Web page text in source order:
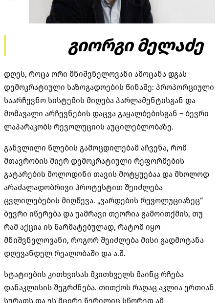
გიორგი მელაძე
დღეს, როცა ორი მნიშვნელოვანი ამოცანა დგას
დემოკრატიული საზოგადოების წინაშე: პროპორციული
საარჩევნო სისტემის მიღება პარლამენტისგან და
მომავალი არჩევნების დაცვა გაყალბებისგან – ბევრი
ლაპარაკობს რევოლუციის აუცილებლობაზე.
განვლილი წლების გამოცდილებამ აჩვენა, რომ
მთავრობის მიერ დემოკრატიული რეფორმების
გატარების მოლოდინი თავის მოტყუებაა და მხოლოდ
არაძალადობრივი პროტესტით შეიძლება
ცვლილებების მიღწევა. „ვარდების რევოლუციაზეც“
ბევრი იწერება და უამრავი თეორია გამოითქმის, თუ
რამ აქცია ის წარმატებულად, რატომ იყო
მნიშვნელოვანი, როგორ შეიძლება მისი გადმოტანა
დღევანდელ რეალობაში და ა.შ.
სტატიების კითხვისას მკითხველს მაინც რჩება
დანაკლისის შეგრძნება. თითქოს რაღაც აკლია ერთიან
სურათს და ეს მცირე წერილიც სწორედ ამ